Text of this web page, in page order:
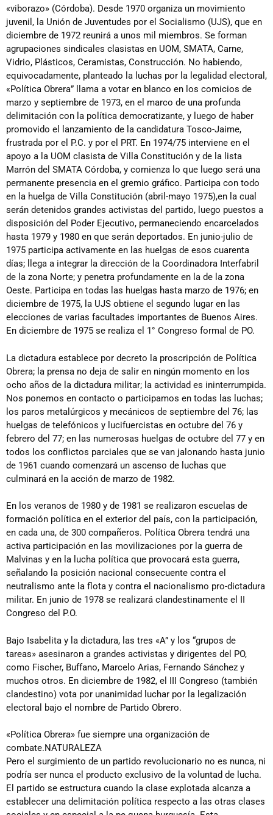
«viborazo» (Córdoba). Desde 1970 organiza un movimiento
juvenil, la Unión de Juventudes por el Socialismo (UJS), que en
diciembre de 1972 reunirá a unos mil miembros. Se forman
agrupaciones sindicales clasistas en UOM, SMATA, Carne,
Vidrio, Plásticos, Ceramistas, Construcción. No habiendo,
equivocadamente, planteado la luchas por la legalidad electoral,
«Política Obrera” llama a votar en blanco en los comicios de
marzo y septiembre de 1973, en el marco de una profunda
delimitación con la política democratizante, y luego de haber
promovido el lanzamiento de la candidatura Tosco-Jaime,
frustrada por el P.C. y por el PRT. En 1974/75 interviene en el
apoyo a la UOM clasista de Villa Constitución y de la lista
Marrón del SMATA Córdoba, y comienza lo que luego será una
permanente presencia en el gremio gráfico. Participa con todo
en la huelga de Villa Constitución (abril-mayo 1975),en la cual
serán detenidos grandes activistas del partido, luego puestos a
disposición del Poder Ejecutivo, permaneciendo encarcelados
hasta 1979 y 1980 en que serán deportados. En junio-julio de
1975 participa activamente en las huelgas de esos cuarenta
días; llega a integrar la dirección de la Coordinadora Interfabril
de la zona Norte; y penetra profundamente en la de la zona
Oeste. Participa en todas las huelgas hasta marzo de 1976; en
diciembre de 1975, la UJS obtiene el segundo lugar en las
elecciones de varias facultades importantes de Buenos Aires.
En diciembre de 1975 se realiza el 1° Congreso formal de PO.
La dictadura establece por decreto la proscripción de Política
Obrera; la prensa no deja de salir en ningún momento en los
ocho años de la dictadura militar; la actividad es ininterrumpida.
Nos ponemos en contacto o participamos en todas las luchas;
los paros metalúrgicos y mecánicos de septiembre del 76; las
huelgas de telefónicos y lucifuercistas en octubre del 76 y
febrero del 77; en las numerosas huelgas de octubre del 77 y en
todos los conflictos parciales que se van jalonando hasta junio
de 1961 cuando comenzará un ascenso de luchas que
culminará en la acción de marzo de 1982.
En los veranos de 1980 y de 1981 se realizaron escuelas de
formación política en el exterior del país, con la participación,
en cada una, de 300 compañeros. Política Obrera tendrá una
activa participación en las movilizaciones por la guerra de
Malvinas y en la lucha política que provocará esta guerra,
señalando la posición nacional consecuente contra el
neutralismo ante la flota y contra el nacionalismo pro-dictadura
militar. En junio de 1978 se realizará clandestinamente el II
Congreso del P.O.
Bajo Isabelita y la dictadura, las tres «A” y los “grupos de
tareas» asesinaron a grandes activistas y dirigentes del PO,
como Fischer, Buffano, Marcelo Arias, Fernando Sánchez y
muchos otros. En diciembre de 1982, el III Congreso (también
clandestino) vota por unanimidad luchar por la legalización
electoral bajo el nombre de Partido Obrero.
«Política Obrera» fue siempre una organización de
combate.NATURALEZA
Pero el surgimiento de un partido revolucionario no es nunca, ni
podría ser nunca el producto exclusivo de la voluntad de lucha.
El partido se estructura cuando la clase explotada alcanza a
establecer una delimitación política respecto a las otras clases